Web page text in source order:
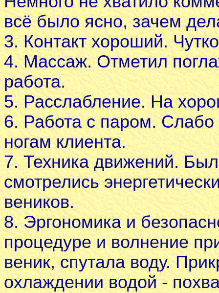
всё было ясно, зачем
3. Контакт хороший.
4. Массаж. Отметил
работа.
5. Расслабление. На
6. Работа с паром. Слабо
ногам клиента.
7. Техника движений.
смотрелись
веников.
8. Эргономика и
процедуре и волнение
веник, спутала воду.
охлаждении водой -